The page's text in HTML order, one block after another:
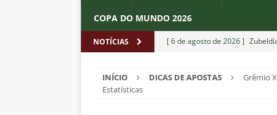
COPA DO MUNDO 2026
NOTÍCIAS [ 6 de agosto de 2026 ]
[ 6 de agosto de 2026 ] Notas
INÍCIO DICAS DE APOSTAS
Grêmio
Estatísticas